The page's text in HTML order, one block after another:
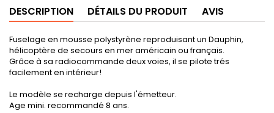
DESCRIPTION DÉTAILS DU PRODUIT AVIS
Fuselage en mousse polystyrène reproduisant un Dauphin,
hélicoptère de secours en mer américain ou français.
Grâce à sa radiocommande deux voies, il se pilote trés
facilement en intérieur!
Le modèle se recharge depuis l'émetteur.
Age mini. recommandé 8 ans.